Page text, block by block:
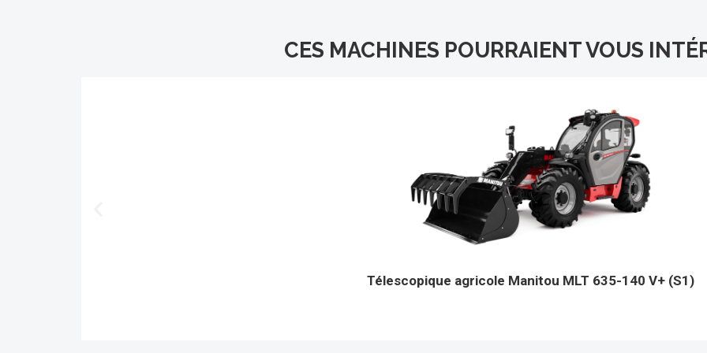
CES MACHINES POURRAIENT VOUS
Télescopique agricole Manitou MLT 635-140 V+ (S1)